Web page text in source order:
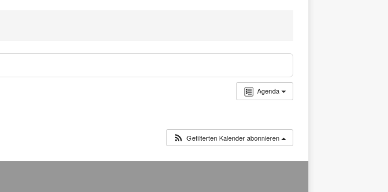
Agenda
Gefilterten Kalender abonnieren